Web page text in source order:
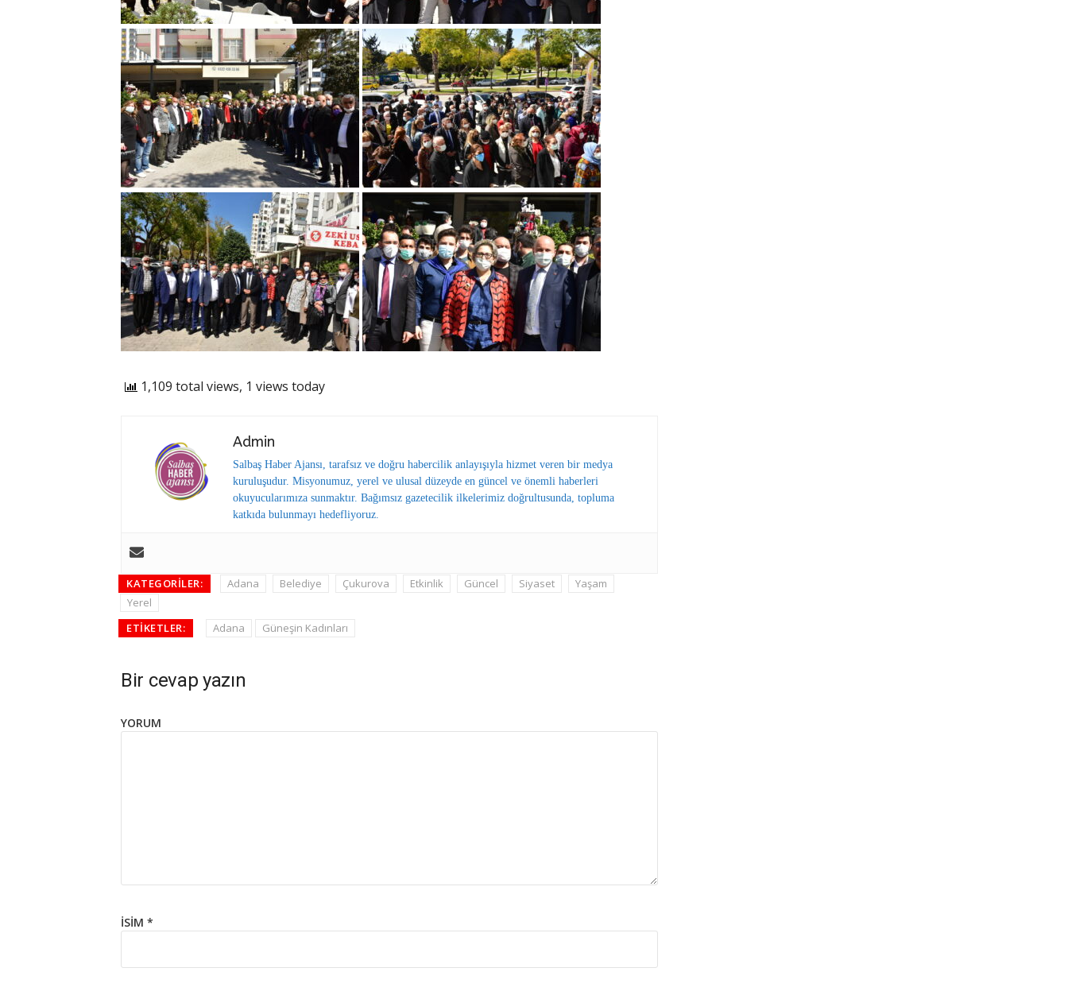
1,109 total views, 1 views today
Admin
Salbaş Haber Ajansı, tarafsız ve doğru habercilik anlayışıyla hizmet veren bir medya
kuruluşudur. Misyonumuz, yerel ve ulusal düzeyde en güncel ve önemli haberleri
okuyucularımıza sunmaktır. Bağımsız gazetecilik ilkelerimiz doğrultusunda, topluma
katkıda bulunmayı hedefliyoruz.
KATEGORILER: Adana Belediye Çukurova Etkinlik Güncel Siyaset
Yaşam
Yerel
ETIKETLER:
Adana Güneşin Kadınları
Bir cevap yazın
YORUM
İSIM *